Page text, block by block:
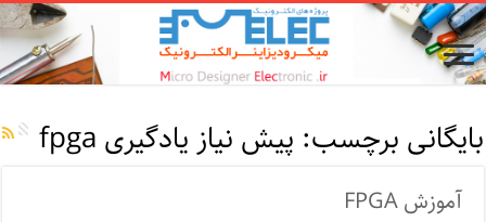
بایگانی برچسب: پیش نیاز یادگیری fpga
آموزش FPGA